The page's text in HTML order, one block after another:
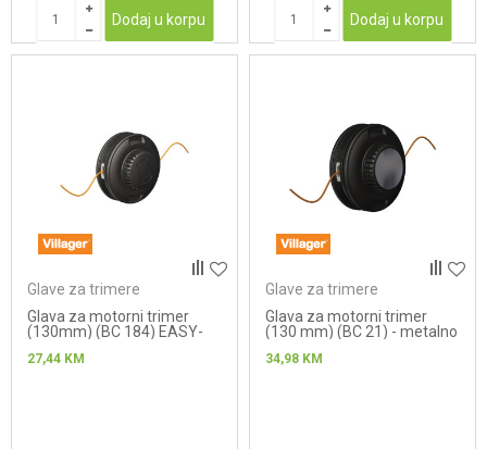
Dodaj u korpu Dodaj u korpu
Glave za trimere
Glava za motorni trimer
(130mm) (BC 184) EASY-
27,44 KM
Glave za trimere
Glava za motorni trimer
(130 mm) (BC 21) - metalno
34,98 KM